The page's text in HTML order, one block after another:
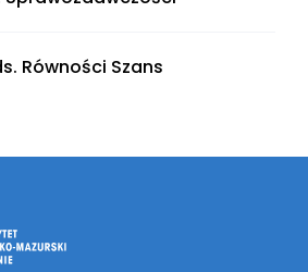
Równości Szans